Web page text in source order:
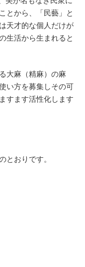
とから、「民藝」と
天才的な個人だけが
生活から生まれると
大麻（精麻）の麻
い方を募集しその可
すます活性化します
とおりです。